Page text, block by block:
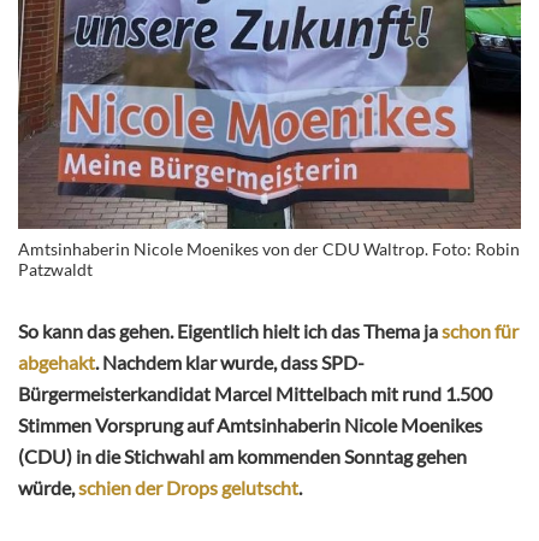
Amtsinhaberin Nicole Moenikes von der CDU Waltrop. Foto: Robin
Patzwaldt
So kann das gehen. Eigentlich hielt ich das Thema jaschon für
abgehakt. Nachdem klar wurde, dass SPD-
Bürgermeisterkandidat Marcel Mittelbach mit rund 1.500
Stimmen Vorsprung auf Amtsinhaberin Nicole Moenikes
(CDU) in die Stichwahl am kommenden Sonntag gehen
würde,schien der Drops gelutscht.